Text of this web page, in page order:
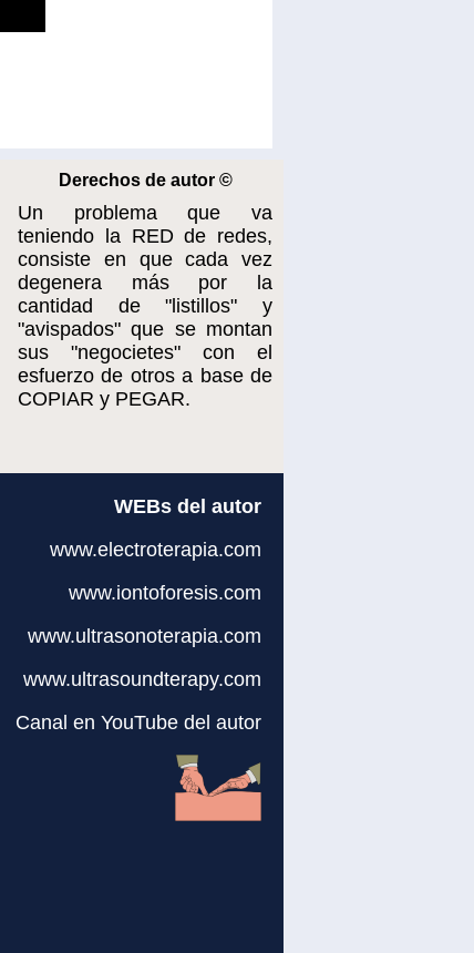
Derechos de autor ©
Un problema que va
teniendo la RED de redes,
consiste en que cada vez
degenera más por la
cantidad de "listillos" y
"avispados" que se montan
sus "negocietes" con el
esfuerzo de otros a base de
COPIAR y PEGAR.
WEBs del autor
www.electroterapia.com
www.iontoforesis.com
www.ultrasonoterapia.com
www.ultrasoundterapy.com
Canal en YouTube del autor